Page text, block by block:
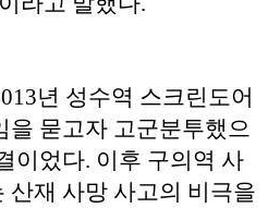
년 성수역 스크린도어
을 묻고자 고군분투했으
이었다. 이후 구의역 사
산재 사망 사고의 비극을